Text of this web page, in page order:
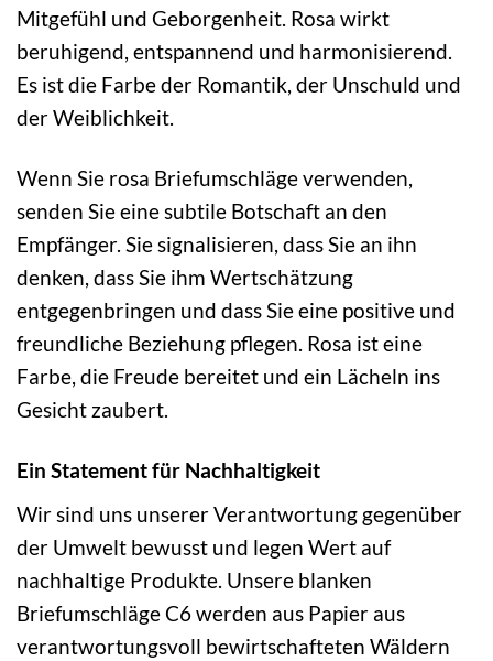
Mitgefühl und Geborgenheit. Rosa wirkt
beruhigend, entspannend und harmonisierend.
Es ist die Farbe der Romantik, der Unschuld und
der Weiblichkeit.
Wenn Sie rosa Briefumschläge verwenden,
senden Sie eine subtile Botschaft an den
Empfänger. Sie signalisieren, dass Sie an ihn
denken, dass Sie ihm Wertschätzung
entgegenbringen und dass Sie eine positive und
freundliche Beziehung pflegen. Rosa ist eine
Farbe, die Freude bereitet und ein Lächeln ins
Gesicht zaubert.
Ein Statement für Nachhaltigkeit
Wir sind uns unserer Verantwortung gegenüber
der Umwelt bewusst und legen Wert auf
nachhaltige Produkte. Unsere blanken
Briefumschläge C6 werden aus Papier aus
verantwortungsvoll bewirtschafteten Wäldern